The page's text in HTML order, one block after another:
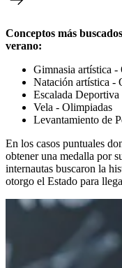
Conceptos más
verano:
Gimnasia artística -
Natación artística -
Escalada
Vela - Olimpiadas
Levantamiento de
En los casos puntuales
obtener una medalla por
internautas buscaron la
otorgo el Estado para